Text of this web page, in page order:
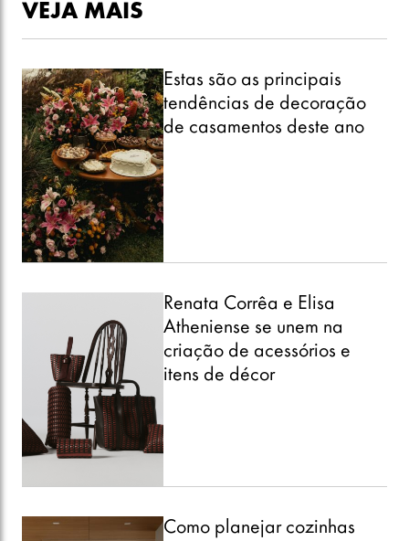
VEJA MAIS
Estas são as principais
tendências de decoração
de casamentos deste ano
Renata Corrêa e Elisa
Atheniense se unem na
criação de acessórios e
itens de décor
Como planejar cozinhas